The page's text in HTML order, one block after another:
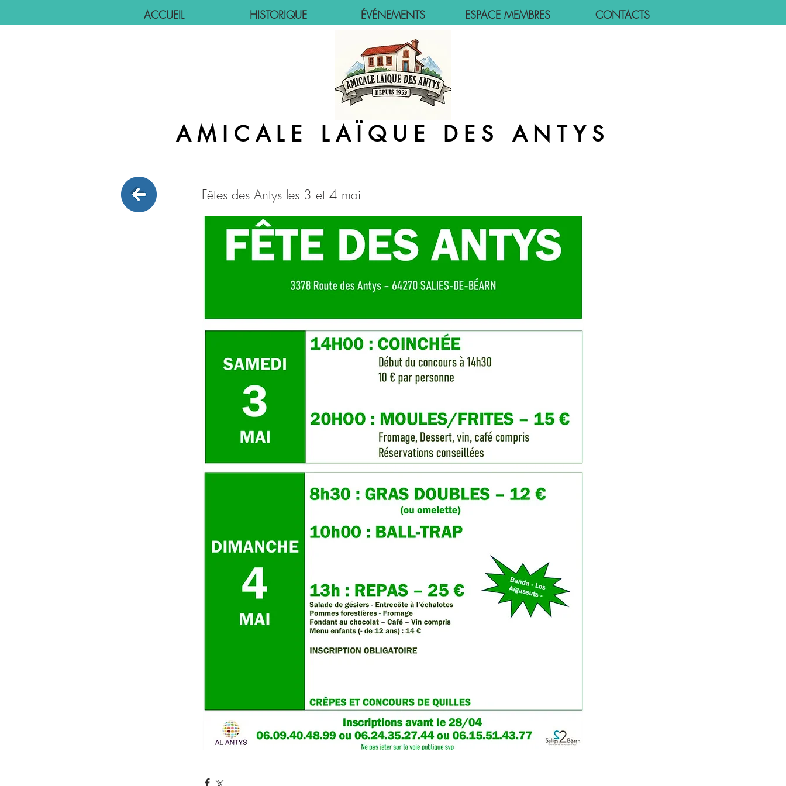
ACCUEIL HISTORIQUE ÉVÉNEMENTS ESPACE MEMBRES CONTACTS
AMICALE LAÏQUE DES ANTYS
Fêtes des Antys les 3 et 4 mai